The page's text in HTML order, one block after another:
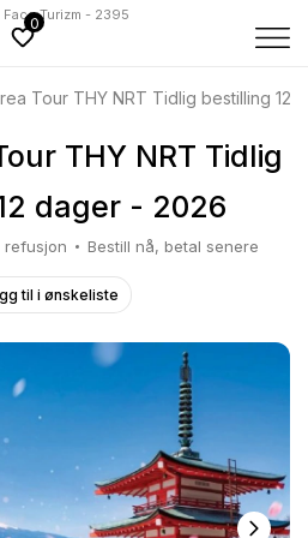
Turizm - 2395
0
Tour THY NRT Tidlig bestilling 12
THY NRT Tidlig
dager - 2026
refusjon Bestill nå, betal senere
til i ønskeliste